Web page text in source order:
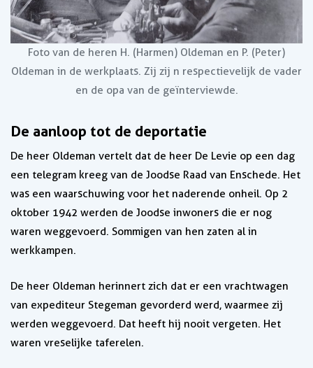
Foto van de heren H. (Harmen) Oldeman en P. (Peter)
Oldeman in de werkplaats. Zĳ zĳ n respectievelĳk de vader
en de opa van de geïnterviewde.
De aanloop tot de deportatie
De heer Oldeman vertelt dat de heer De Levie op een dag
een telegram kreeg van de Joodse Raad van Enschede. Het
was een waarschuwing voor het naderende onheil. Op 2
oktober 1942 werden de Joodse inwoners die er nog
waren weggevoerd. Sommigen van hen zaten al in
werkkampen.
De heer Oldeman herinnert zich dat er een vrachtwagen
van expediteur Stegeman gevorderd werd, waarmee zij
werden weggevoerd. Dat heeft hij nooit vergeten. Het
waren vreselijke taferelen.